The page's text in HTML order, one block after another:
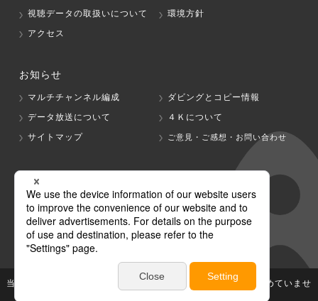
視聴データの取扱いについて
環境方針
アクセス
お知らせ
マルチチャンネル編成
ダビングとコピー情報
データ放送について
４Ｋについて
サイトマップ
ご意見・ご感想・お問い合わせ
グループ会社
テレビ朝日 テレ朝チャンネル
当社が著作権、著作隣接権を有する放送番組等の無断利用は認めていませ
ん。